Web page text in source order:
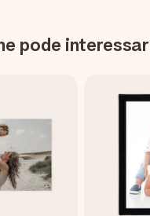
pode interessar